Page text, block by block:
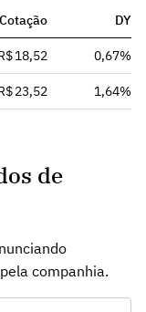
Cotação DY
18,52 0,67%
23,52 1,64%
de
companhia.